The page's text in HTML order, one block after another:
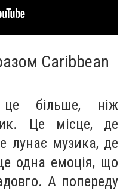
Caribbean
більше, ніж
Це місце, де
лунає музика, де
одна емоція, що
А попереду